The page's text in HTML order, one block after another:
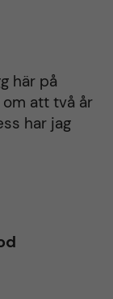
här på
om att två år
har jag